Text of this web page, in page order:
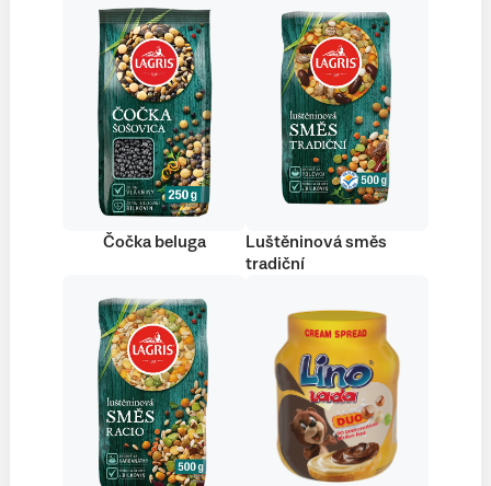
Čočka beluga
Luštěninová směs
tradiční